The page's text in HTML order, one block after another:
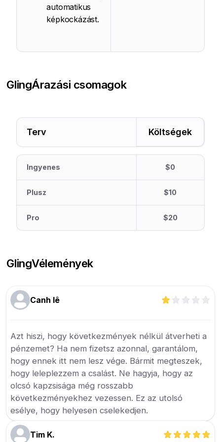
automatikus
képkockázást.
GlingÁrazási csomagok
Terv Költségek
Ingyenes $0
Plusz $10
Pro $20
GlingVélemények
Canh lê
Azt hiszi, hogy következmények nélkül átverheti a
pénzemet? Ha nem fizetsz azonnal, garantálom,
hogy ennek itt nem lesz vége. Bármit megteszek,
hogy leleplezzem a csalást. Ne hagyja, hogy az
olcsó kapzsisága még rosszabb
következményekhez vezessen. Ez az utolsó
esélye, hogy helyesen cselekedjen.
Tim K.